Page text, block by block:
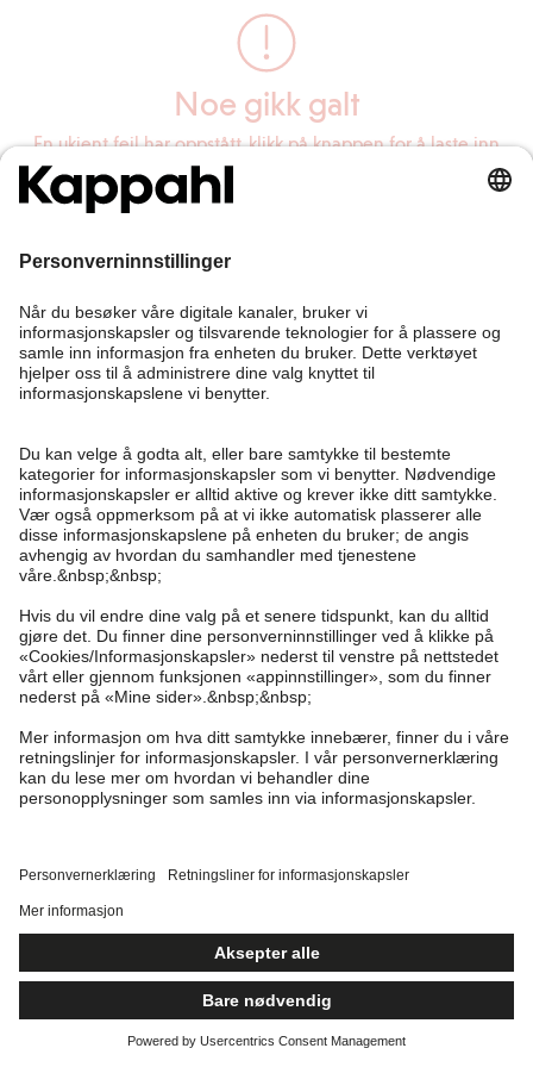
Noe gikk galt
En ukjent feil har oppstått, klikk på knappen for å laste inn
siden på nytt.